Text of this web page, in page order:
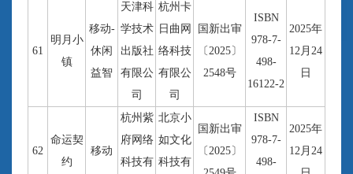
61
明月小
镇
移动-
休闲
益智
天津科
学技术
出版社
有限公
司
杭州卡
日曲网
络科技
有限公
司
国新出审
〔2025〕
2548号
ISBN
978-7-
498-
16122-2
2025年
12月24
日
62
命运契
约
移动
杭州紫
府网络
科技有
北京小
如文化
科技有
国新出审
〔2025〕
ISBN
978-7-
498-
2025年
12月24